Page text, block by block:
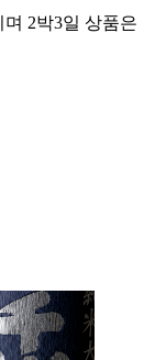
2박3일 상품은